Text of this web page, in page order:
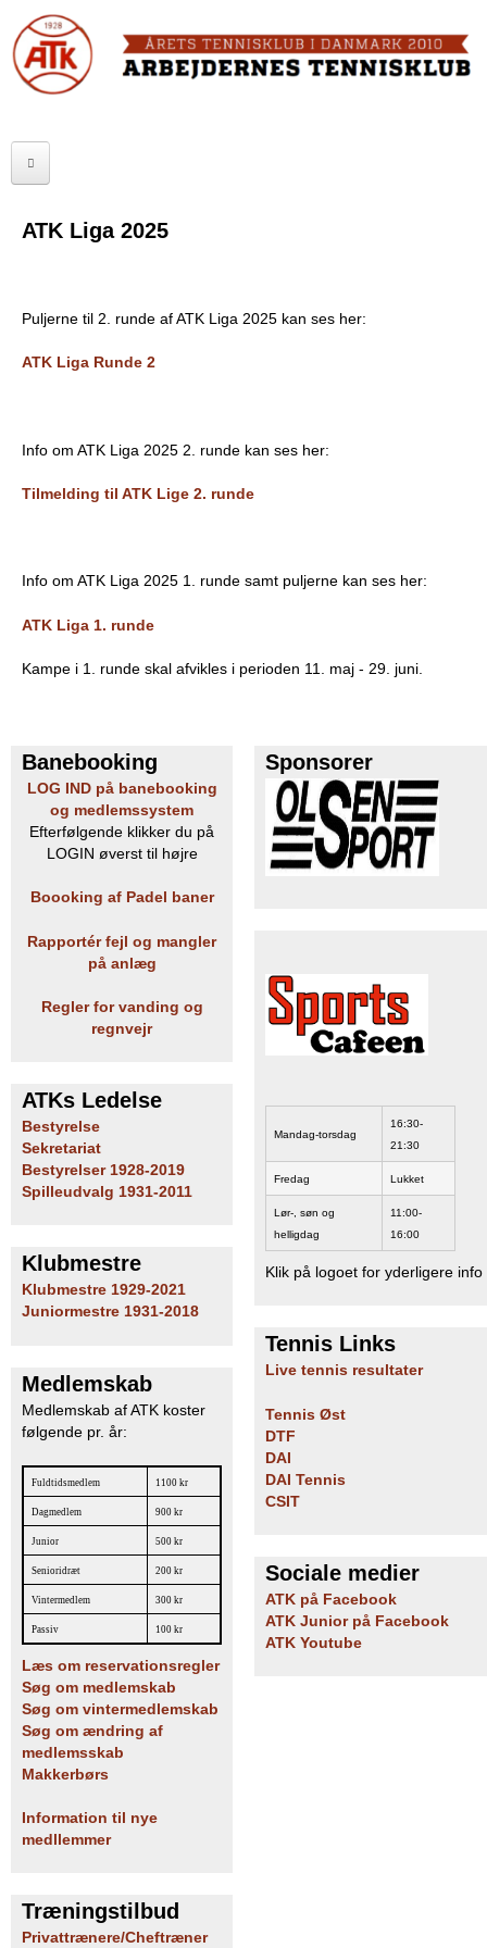
to
main
b
u
FORSIDE
ATK Liga 2025
Puljerne til 2. runde af ATK Liga 2025 kan ses her:
ATK Liga Runde 2
Info om ATK Liga 2025 2. runde kan ses her:
Tilmelding til ATK Lige 2. runde
Info om ATK Liga 2025 1. runde samt puljerne kan ses her:
ATK Liga 1. runde
Kampe i 1. runde skal afvikles i perioden 11. maj - 29. juni.
Banebooking
LOG IND på banebooking
og medlemssystem
Efterfølgende klikker du på
LOGIN øverst til højre
Boooking af Padel baner
Rapportér fejl og mangler
på anlæg
Regler for vanding og
regnvejr
ATKs Ledelse
Bestyrelse
Sekretariat
Bestyrelser 1928-2019
Spilleudvalg 1931-2011
Klubmestre
Klubmestre 1929-2021
Juniormestre 1931-2018
Medlemskab
Medlemskab af ATK koster
følgende pr. år:
Fuldtidsmedlem 1100 kr
Dagmedlem 900 kr
Junior 500 kr
Senioridræt 200 kr
Vintermedlem 300 kr
Passiv 100 kr
Læs om reservationsregler
Søg om medlemskab
Søg om vintermedlemskab
Søg om ændring af
medlemsskab
Makkerbørs
Information til nye
medllemmer
Træningstilbud
Privattrænere/Cheftræner
Sponsorer
Mandag-torsdag
16:30-
21:30
Fredag Lukket
Lør-, søn og
helligdag
11:00-
16:00
Klik på logoet for yderligere info
Tennis Links
Live tennis resultater
Tennis Øst
DTF
DAI
DAI Tennis
CSIT
Sociale medier
ATK på Facebook
ATK Junior på Facebook
ATK Youtube